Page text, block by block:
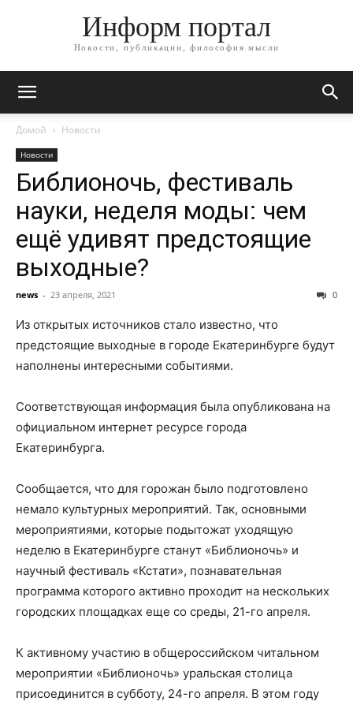
Информ портал
Новости, публикации, философия мысли
Домой Новости
Новости
Библионочь, фестиваль
науки, неделя моды: чем
ещё удивят предстоящие
выходные?
news - 23 апреля, 2021 0
Из открытых источников стало известно, что
предстоящие выходные в городе Екатеринбурге будут
наполнены интересными событиями.
Соответствующая информация была опубликована на
официальном интернет ресурсе города
Екатеринбурга.
Сообщается, что для горожан было подготовлено
немало культурных мероприятий. Так, основными
мероприятиями, которые подытожат уходящую
неделю в Екатеринбурге станут «Библионочь» и
научный фестиваль «Кстати», познавательная
программа которого активно проходит на нескольких
городских площадках еще со среды, 21-го апреля.
К активному участию в общероссийском читальном
мероприятии «Библионочь» уральская столица
присоединится в субботу, 24-го апреля. В этом году